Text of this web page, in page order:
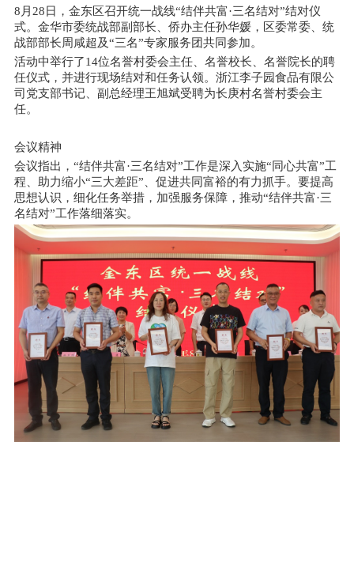
8月28日，金东区召开统一战线“结伴共富·三名结对”结对仪
式。金华市委统战部副部长、侨办主任孙华媛，区委常委、统
战部部长周咸超及“三名”专家服务团共同参加。
活动中举行了14位名誉村委会主任、名誉校长、名誉院长的聘
任仪式，并进行现场结对和任务认领。浙江李子园食品有限公
司党支部书记、副总经理王旭斌受聘为长庚村名誉村委会主
任。
会议精神
会议指出，“结伴共富·三名结对”工作是深入实施“同心共富”工
程、助力缩小“三大差距”、促进共同富裕的有力抓手。要提高
思想认识，细化任务举措，加强服务保障，推动“结伴共富·三
名结对”工作落细落实。